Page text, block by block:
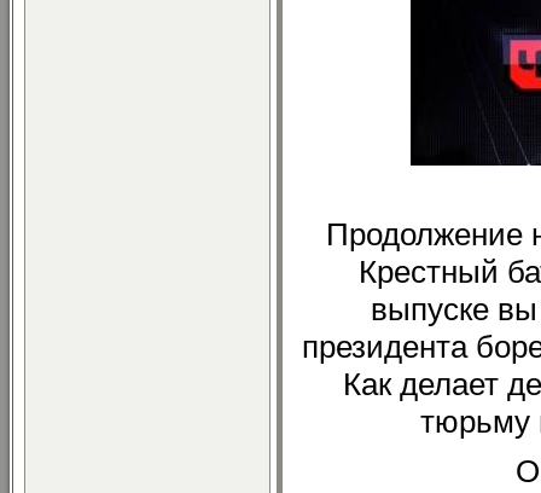
Продолжение
Крестный
выпуске
президента
Как делает
тюрьму